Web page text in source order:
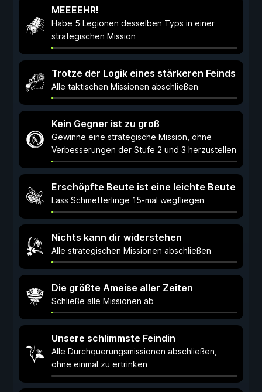
MEEEEHR!
Habe 5 Legionen desselben Typs in einer
strategischen Mission
Trotze der Logik eines stärkeren Feinds
Alle taktischen Missionen abschließen
Kein Gegner ist zu groß
Gewinne eine strategische Mission, ohne
Verbesserungen der Stufe 2 und 3 herzustellen
Erschöpfte Beute ist eine leichte Beute
Lass Schmetterlinge 15-mal wegfliegen
Nichts kann dir widerstehen
Alle strategischen Missionen abschließen
Die größte Ameise aller Zeiten
Schließe alle Missionen ab
Unsere schlimmste Feindin
Alle Durchquerungsmissionen abschließen,
ohne einmal zu ertrinken